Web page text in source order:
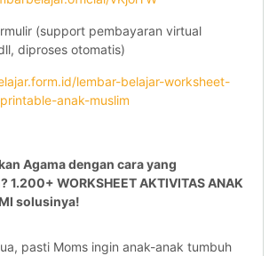
(support pembayaran virtual
diproses otomatis)
lembar-belajar-worksheet-
anak-muslim
Agama dengan cara yang
1.200+ WORKSHEET AKTIVITAS ANAK
solusinya!
pasti Moms ingin anak-anak tumbuh